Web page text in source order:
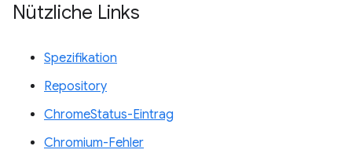
Nützliche Links
Spezifikation
Repository
ChromeStatus-Eintrag
Chromium-Fehler